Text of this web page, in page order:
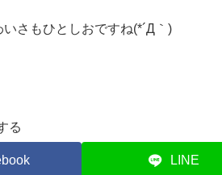
さもひとしおですね(*´Д｀)
る
LINE